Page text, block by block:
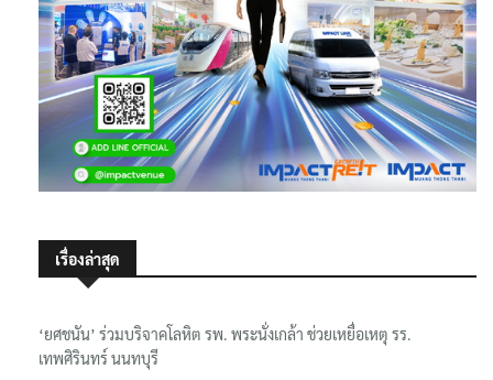
เรื่องล่าสุด
‘ยศชนัน’ ร่วมบริจาคโลหิต รพ. พระนั่งเกล้า ช่วยเหยื่อเหตุ รร.
เทพศิรินทร์ นนทบุรี